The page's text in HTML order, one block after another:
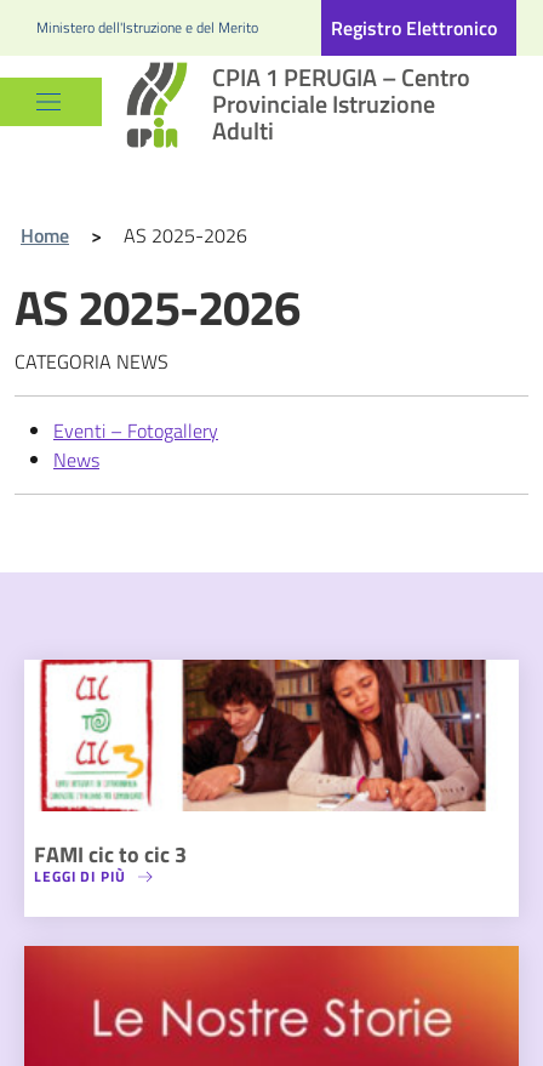
Ministero dell'Istruzione e del Merito Registro Elettronico
CPIA 1 PERUGIA – Centro
Provinciale Istruzione
Adulti
Home > AS 2025-2026
AS 2025-2026
CATEGORIA NEWS
Eventi – Fotogallery
News
FAMI cic to cic 3
LEGGI DI PIÙ